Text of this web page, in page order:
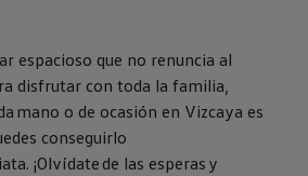
espacioso que no renuncia al
disfrutar con toda la familia,
mano o de ocasión en Vizcaya es
conseguirlo
. ¡Olvídate de las esperas y